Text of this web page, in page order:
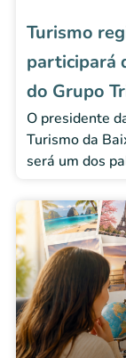
Turismo
participará
do Grupo
O presidente
Turismo da
será um dos